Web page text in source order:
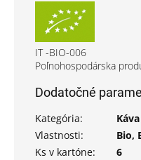
IT -BIO-006
Poľnohospodárska
Dodatočné
Kategória:
Vlastnosti:
Bio,
Ks v kartóne:
6